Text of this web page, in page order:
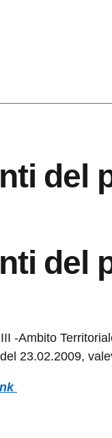
del
del
-Ambito
23.02.2009,